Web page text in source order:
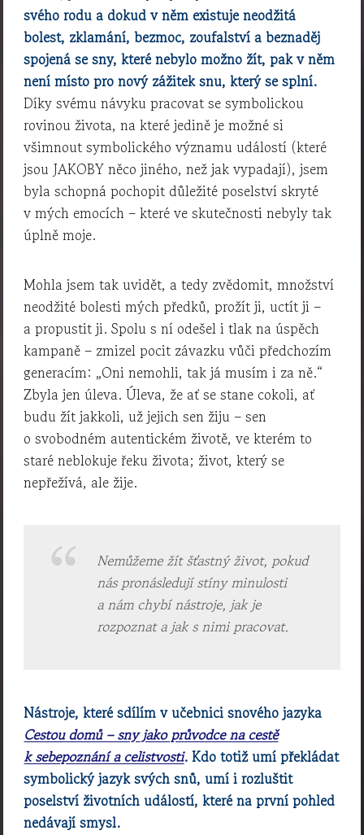
svého rodu a dokud v něm existuje neodžitá
bolest, zklamání, bezmoc, zoufalství a beznaděj
spojená se sny, které nebylo možno žít, pak v něm
není místo pro nový zážitek snu, který se splní.
Díky svému návyku pracovat se symbolickou
rovinou života, na které jedině je možné si
všimnout symbolického významu událostí (které
jsou JAKOBY něco jiného, než jak vypadají), jsem
byla schopná pochopit důležité poselství skryté
v mých emocích – které ve skutečnosti nebyly tak
úplně moje.
Mohla jsem tak uvidět, a tedy zvědomit, množství
neodžité bolesti mých předků, prožít ji, uctít ji –
a propustit ji. Spolu s ní odešel i tlak na úspěch
kampaně – zmizel pocit závazku vůči předchozím
generacím: „Oni nemohli, tak já musím i za ně.“
Zbyla jen úleva. Úleva, že ať se stane cokoli, ať
budu žít jakkoli, už jejich sen žiju – sen
o svobodném autentickém životě, ve kterém to
staré neblokuje řeku života; život, který se
nepřežívá, ale žije.
Nemůžeme žít šťastný život, pokud
nás pronásledují stíny minulosti
a nám chybí nástroje, jak je
rozpoznat a jak s nimi pracovat.
Nástroje, které sdílím v učebnici snového jazyka
Cestou domů – sny jako průvodce na cestě
k sebepoznání a celistvosti. Kdo totiž umí překládat
symbolický jazyk svých snů, umí i rozluštit
poselství životních událostí, které na první pohled
nedávají smysl.